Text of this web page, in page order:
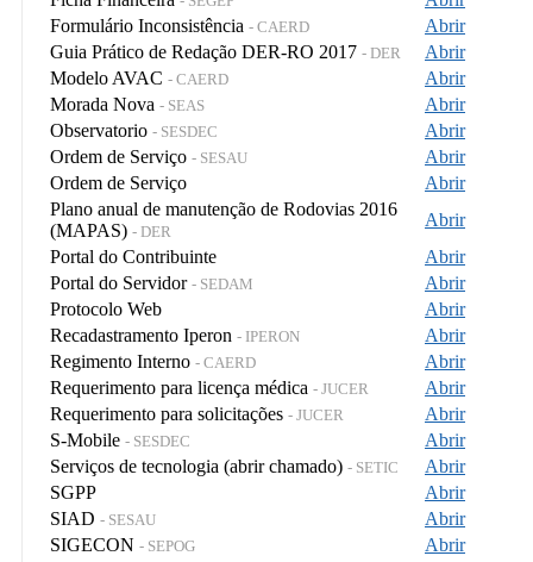
Formulário Inconsistência - CAERD
Abrir
Guia Prático de Redação DER-RO 2017 - DER
Abrir
Modelo AVAC - CAERD
Abrir
Morada Nova - SEAS
Abrir
Observatorio - SESDEC
Abrir
Ordem de Serviço - SESAU
Abrir
Ordem de Serviço
Abrir
Plano anual de manutenção de Rodovias 2016
(MAPAS) - DER
Abrir
Portal do Contribuinte
Abrir
Portal do Servidor - SEDAM
Abrir
Protocolo Web
Abrir
Recadastramento Iperon - IPERON
Abrir
Regimento Interno - CAERD
Abrir
Requerimento para licença médica - JUCER
Abrir
Requerimento para solicitações - JUCER
Abrir
S-Mobile - SESDEC
Abrir
Serviços de tecnologia (abrir chamado) - SETIC
Abrir
SGPP
Abrir
SIAD - SESAU
Abrir
SIGECON - SEPOG
Abrir